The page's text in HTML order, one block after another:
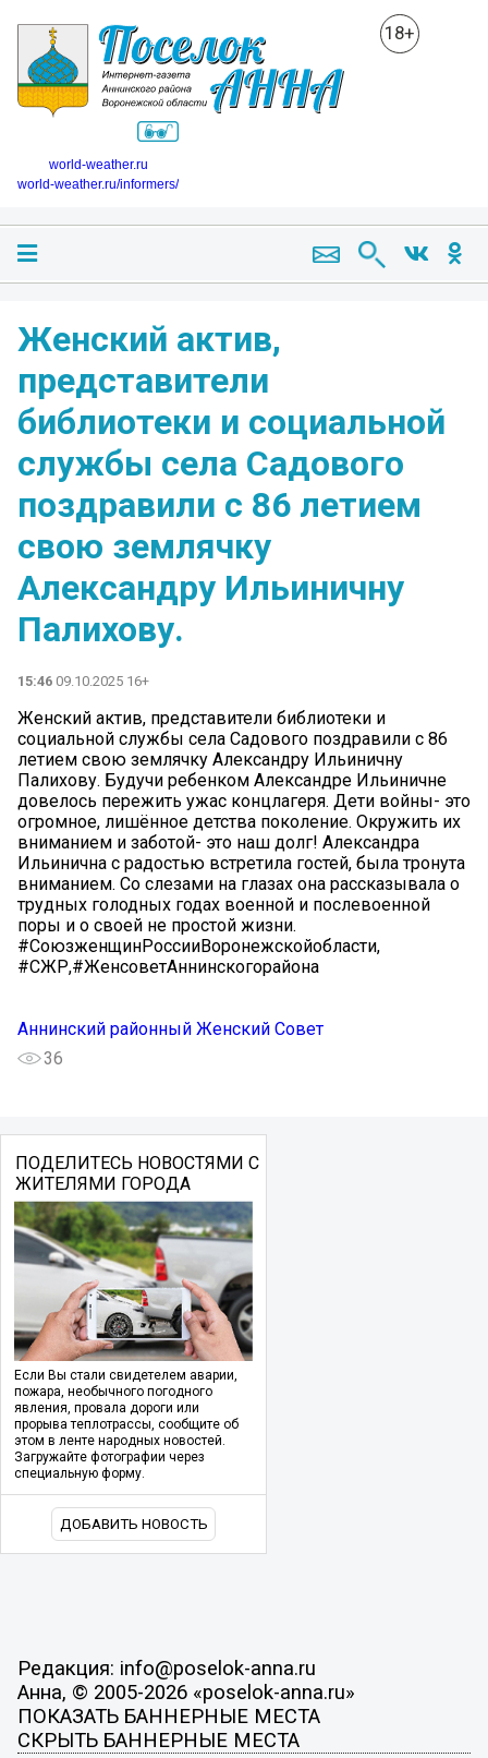
18+
world-weather.ru
world-weather.ru/informers/
Женский актив,
представители
библиотеки и социальной
службы села Садового
поздравили с 86 летием
свою землячку
Александру Ильиничну
Палихову.
15:46 09.10.2025 16+
Женский актив, представители библиотеки и
социальной службы села Садового поздравили с 86
летием свою землячку Александру Ильиничну
Палихову. Будучи ребенком Александре Ильиничне
довелось пережить ужас концлагеря. Дети войны- это
огромное, лишённое детства поколение. Окружить их
вниманием и заботой- это наш долг! Александра
Ильинична с радостью встретила гостей, была тронута
вниманием. Со слезами на глазах она рассказывала о
трудных голодных годах военной и послевоенной
поры и о своей не простой жизни.
#СоюзженщинРоссииВоронежскойобласти,
#СЖР,#ЖенсоветАннинскогорайона
Аннинский районный Женский Совет
36
ПОДЕЛИТЕСЬ НОВОСТЯМИ С
ЖИТЕЛЯМИ ГОРОДА
Если Вы стали свидетелем аварии,
пожара, необычного погодного
явления, провала дороги или
прорыва теплотрассы, сообщите об
этом в ленте народных новостей.
Загружайте фотографии через
специальную форму.
ДОБАВИТЬ НОВОСТЬ
Редакция: info@poselok-anna.ru
Анна, © 2005-2026 «poselok-anna.ru»
ПОКАЗАТЬ БАННЕРНЫЕ МЕСТА
СКРЫТЬ БАННЕРНЫЕ МЕСТА